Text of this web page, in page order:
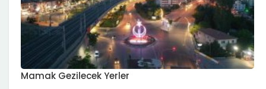
Mamak Gezilecek Yerler